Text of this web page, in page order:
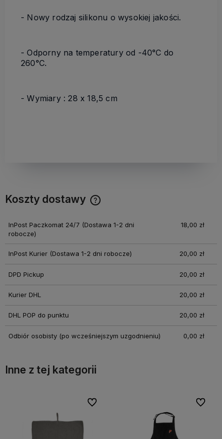
- Nowy rodzaj silikonu o wysokiej jakości.
- Odporny na temperatury od -40°C do
260°C.
- Wymiary : 28 x 18,5 cm
Koszty dostawy
InPost Paczkomat 24/7 (Dostawa 1-2 dni
robocze)
18,00 zł
InPost Kurier(Dostawa 1-2 dni robocze) 20,00 zł
DPD Pickup 20,00 zł
Kurier DHL 20,00 zł
DHL POP do punktu 20,00 zł
Odbiór osobisty(po wcześniejszym uzgodnieniu) 0,00 zł
Inne z tej kategorii
Do ulubionych
Do ulubionych Do
Do